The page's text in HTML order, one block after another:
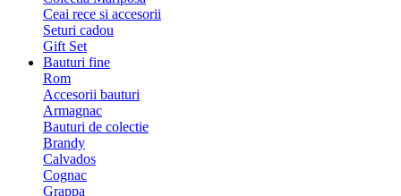
Ceai rece si accesorii
Seturi cadou
Gift Set
Bauturi fine
Rom
Accesorii bauturi
Armagnac
Bauturi de colectie
Brandy
Calvados
Cognac
Grappa